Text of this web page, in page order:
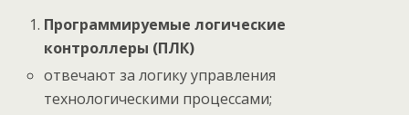
Программируемые логические
контроллеры (ПЛК)
отвечают за логику управления
технологическими процессами;